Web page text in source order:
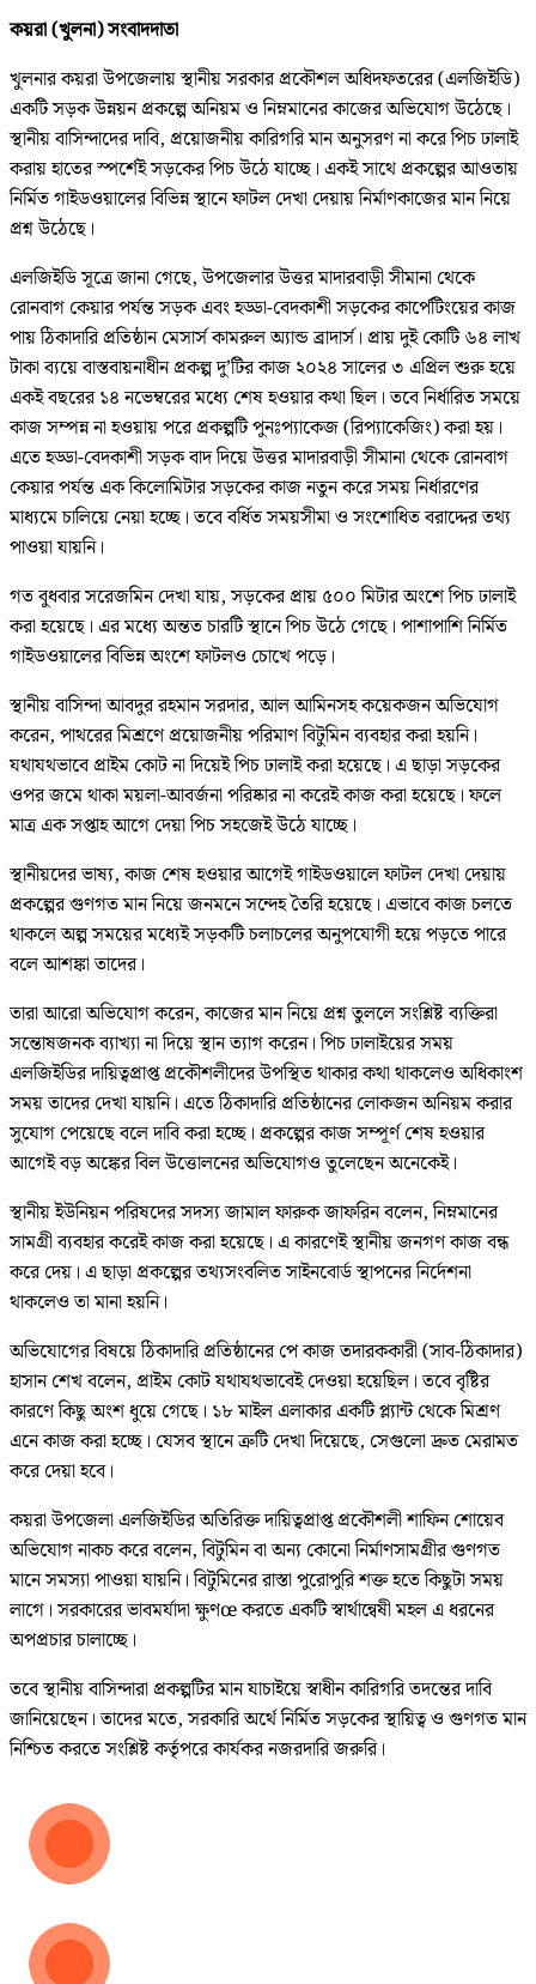
কয়রা (খুলনা) সংবাদদাতা
খুলনার কয়রা উপজেলায় স্থানীয় সরকার প্রকৌশল অধিদফতরের (এলজিইডি)
একটি সড়ক উন্নয়ন প্রকল্পে অনিয়ম ও নিম্নমানের কাজের অভিযোগ উঠেছে।
স্থানীয় বাসিন্দাদের দাবি, প্রয়োজনীয় কারিগরি মান অনুসরণ না করে পিচ ঢালাই
করায় হাতের স্পর্শেই সড়কের পিচ উঠে যাচ্ছে। একই সাথে প্রকল্পের আওতায়
নির্মিত গাইডওয়ালের বিভিন্ন স্থানে ফাটল দেখা দেয়ায় নির্মাণকাজের মান নিয়ে
প্রশ্ন উঠেছে।
এলজিইডি সূত্রে জানা গেছে, উপজেলার উত্তর মাদারবাড়ী সীমানা থেকে
রোনবাগ কেয়ার পর্যন্ত সড়ক এবং হড্ডা-বেদকাশী সড়কের কার্পেটিংয়ের কাজ
পায় ঠিকাদারি প্রতিষ্ঠান মেসার্স কামরুল অ্যান্ড ব্রাদার্স। প্রায় দুই কোটি ৬৪ লাখ
টাকা ব্যয়ে বাস্তবায়নাধীন প্রকল্প দু’টির কাজ ২০২৪ সালের ৩ এপ্রিল শুরু হয়ে
একই বছরের ১৪ নভেম্বরের মধ্যে শেষ হওয়ার কথা ছিল। তবে নির্ধারিত সময়ে
কাজ সম্পন্ন না হওয়ায় পরে প্রকল্পটি পুনঃপ্যাকেজ (রিপ্যাকেজিং) করা হয়।
এতে হড্ডা-বেদকাশী সড়ক বাদ দিয়ে উত্তর মাদারবাড়ী সীমানা থেকে রোনবাগ
কেয়ার পর্যন্ত এক কিলোমিটার সড়কের কাজ নতুন করে সময় নির্ধারণের
মাধ্যমে চালিয়ে নেয়া হচ্ছে। তবে বর্ধিত সময়সীমা ও সংশোধিত বরাদ্দের তথ্য
পাওয়া যায়নি।
গত বুধবার সরেজমিন দেখা যায়, সড়কের প্রায় ৫০০ মিটার অংশে পিচ ঢালাই
করা হয়েছে। এর মধ্যে অন্তত চারটি স্থানে পিচ উঠে গেছে। পাশাপাশি নির্মিত
গাইডওয়ালের বিভিন্ন অংশে ফাটলও চোখে পড়ে।
স্থানীয় বাসিন্দা আবদুর রহমান সরদার, আল আমিনসহ কয়েকজন অভিযোগ
করেন, পাথরের মিশ্রণে প্রয়োজনীয় পরিমাণ বিটুমিন ব্যবহার করা হয়নি।
যথাযথভাবে প্রাইম কোট না দিয়েই পিচ ঢালাই করা হয়েছে। এ ছাড়া সড়কের
ওপর জমে থাকা ময়লা-আবর্জনা পরিষ্কার না করেই কাজ করা হয়েছে। ফলে
মাত্র এক সপ্তাহ আগে দেয়া পিচ সহজেই উঠে যাচ্ছে।
স্থানীয়দের ভাষ্য, কাজ শেষ হওয়ার আগেই গাইডওয়ালে ফাটল দেখা দেয়ায়
প্রকল্পের গুণগত মান নিয়ে জনমনে সন্দেহ তৈরি হয়েছে। এভাবে কাজ চলতে
থাকলে অল্প সময়ের মধ্যেই সড়কটি চলাচলের অনুপযোগী হয়ে পড়তে পারে
বলে আশঙ্কা তাদের।
তারা আরো অভিযোগ করেন, কাজের মান নিয়ে প্রশ্ন তুললে সংশ্লিষ্ট ব্যক্তিরা
সন্তোষজনক ব্যাখ্যা না দিয়ে স্থান ত্যাগ করেন। পিচ ঢালাইয়ের সময়
এলজিইডির দায়িত্বপ্রাপ্ত প্রকৌশলীদের উপস্থিত থাকার কথা থাকলেও অধিকাংশ
সময় তাদের দেখা যায়নি। এতে ঠিকাদারি প্রতিষ্ঠানের লোকজন অনিয়ম করার
সুযোগ পেয়েছে বলে দাবি করা হচ্ছে। প্রকল্পের কাজ সম্পূর্ণ শেষ হওয়ার
আগেই বড় অঙ্কের বিল উত্তোলনের অভিযোগও তুলেছেন অনেকেই।
স্থানীয় ইউনিয়ন পরিষদের সদস্য জামাল ফারুক জাফরিন বলেন, নিম্নমানের
সামগ্রী ব্যবহার করেই কাজ করা হয়েছে। এ কারণেই স্থানীয় জনগণ কাজ বন্ধ
করে দেয়। এ ছাড়া প্রকল্পের তথ্যসংবলিত সাইনবোর্ড স্থাপনের নির্দেশনা
থাকলেও তা মানা হয়নি।
অভিযোগের বিষয়ে ঠিকাদারি প্রতিষ্ঠানের পে কাজ তদারককারী (সাব-ঠিকাদার)
হাসান শেখ বলেন, প্রাইম কোট যথাযথভাবেই দেওয়া হয়েছিল। তবে বৃষ্টির
কারণে কিছু অংশ ধুয়ে গেছে। ১৮ মাইল এলাকার একটি প্ল্যান্ট থেকে মিশ্রণ
এনে কাজ করা হচ্ছে। যেসব স্থানে ত্রুটি দেখা দিয়েছে, সেগুলো দ্রুত মেরামত
করে দেয়া হবে।
কয়রা উপজেলা এলজিইডির অতিরিক্ত দায়িত্বপ্রাপ্ত প্রকৌশলী শাফিন শোয়েব
অভিযোগ নাকচ করে বলেন, বিটুমিন বা অন্য কোনো নির্মাণসামগ্রীর গুণগত
মানে সমস্যা পাওয়া যায়নি। বিটুমিনের রাস্তা পুরোপুরি শক্ত হতে কিছুটা সময়
লাগে। সরকারের ভাবমর্যাদা ক্ষুণœ করতে একটি স্বার্থান্বেষী মহল এ ধরনের
অপপ্রচার চালাচ্ছে।
তবে স্থানীয় বাসিন্দারা প্রকল্পটির মান যাচাইয়ে স্বাধীন কারিগরি তদন্তের দাবি
জানিয়েছেন। তাদের মতে, সরকারি অর্থে নির্মিত সড়কের স্থায়িত্ব ও গুণগত মান
নিশ্চিত করতে সংশ্লিষ্ট কর্তৃপরে কার্যকর নজরদারি জরুরি।